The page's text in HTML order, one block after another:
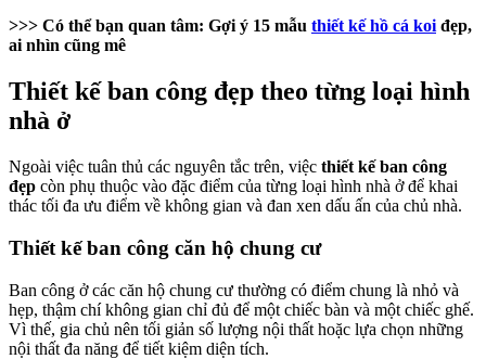
>>> Có thể bạn quan tâm: Gợi ý 15 mẫu thiết kế hồ cá koi đẹp,
ai nhìn cũng mê
Thiết kế ban công đẹp theo từng loại hình
nhà ở
Ngoài việc tuân thủ các nguyên tắc trên, việc thiết kế ban công
đẹp còn phụ thuộc vào đặc điểm của từng loại hình nhà ở để khai
thác tối đa ưu điểm về không gian và đan xen dấu ấn của chủ nhà.
Thiết kế ban công căn hộ chung cư
Ban công ở các căn hộ chung cư thường có điểm chung là nhỏ và
hẹp, thậm chí không gian chỉ đủ để một chiếc bàn và một chiếc ghế.
Vì thế, gia chủ nên tối giản số lượng nội thất hoặc lựa chọn những
nội thất đa năng để tiết kiệm diện tích.